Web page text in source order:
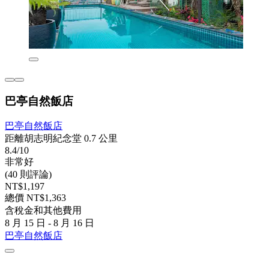
巴亭自然飯店
巴亭自然飯店
距離胡志明紀念堂 0.7 公里
8.4/10
非常好
(40 則評論)
NT$1,197
總價 NT$1,363
含稅金和其他費用
8 月 15 日 - 8 月 16 日
巴亭自然飯店